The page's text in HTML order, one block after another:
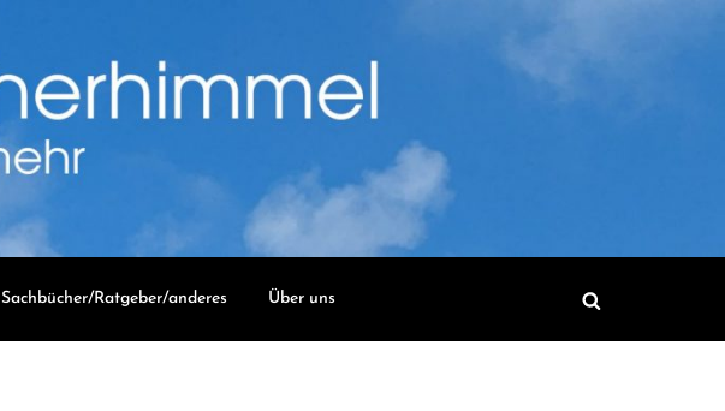
Sachbücher/Ratgeber/anderes Über uns